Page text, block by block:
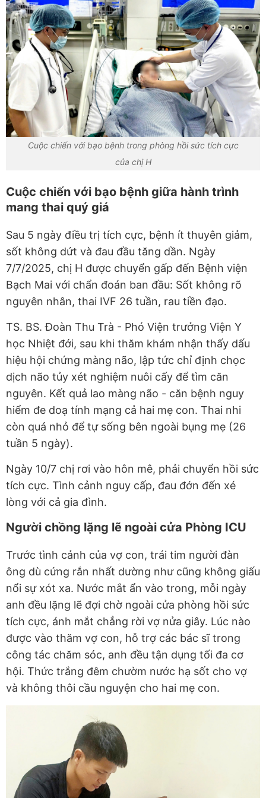
Cuộc chiến với bạo bệnh trong phòng hồi sức tích cực
của chị H
Cuộc chiến với bạo bệnh giữa hành trình
mang thai quý giá
Sau 5 ngày điều trị tích cực, bệnh ít thuyên giảm,
sốt không dứt và đau đầu tăng dần. Ngày
7/7/2025, chị H được chuyển gấp đến Bệnh viện
Bạch Mai với chẩn đoán ban đầu: Sốt không rõ
nguyên nhân, thai IVF 26 tuần, rau tiền đạo.
TS. BS. Đoàn Thu Trà - Phó Viện trưởng Viện Y
học Nhiệt đới, sau khi thăm khám nhận thấy dấu
hiệu hội chứng màng não, lập tức chỉ định chọc
dịch não tủy xét nghiệm nuôi cấy để tìm căn
nguyên. Kết quả lao màng não - căn bệnh nguy
hiểm đe doạ tính mạng cả hai mẹ con. Thai nhi
còn quá nhỏ để tự sống bên ngoài bụng mẹ (26
tuần 5 ngày).
Ngày 10/7 chị rơi vào hôn mê, phải chuyển hồi sức
tích cực. Tình cảnh nguy cấp, đau đớn đến xé
lòng với cả gia đình.
Người chồng lặng lẽ ngoài cửa Phòng ICU
Trước tình cảnh của vợ con, trái tim người đàn
ông dù cứng rắn nhất dường như cũng không giấu
nổi sự xót xa. Nước mắt ẩn vào trong, mỗi ngày
anh đều lặng lẽ đợi chờ ngoài cửa phòng hồi sức
tích cực, ánh mắt chẳng rời vợ nửa giây. Lúc nào
được vào thăm vợ con, hỗ trợ các bác sĩ trong
công tác chăm sóc, anh đều tận dụng tối đa cơ
hội. Thức trắng đêm chườm nước hạ sốt cho vợ
và không thôi cầu nguyện cho hai mẹ con.